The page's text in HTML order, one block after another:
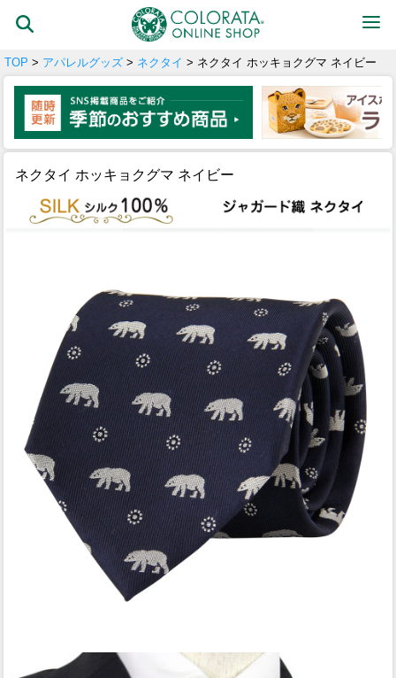
TOP > アパレルグッズ > ネクタイ > ネクタイ ホッキョクグマ ネイビー
ネクタイ ホッキョクグマ ネイビー